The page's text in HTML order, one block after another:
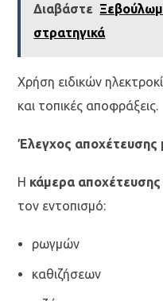
Διαβάστε
στρατηγικά
Χρήση ειδικών
και τοπικές αποφράξεις.
Έλεγχος αποχέτευσης
Η κάμερα
τον εντοπισμό:
ρωγμών
καθιζήσεων